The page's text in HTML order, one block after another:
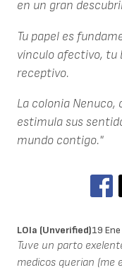
en un gran
Tu papel es
vínculo afectivo, tu
receptivo.
La colonia
estimula sus
mundo contigo."
LOla (unverified)19
Tuve un parto
medicos querian (me